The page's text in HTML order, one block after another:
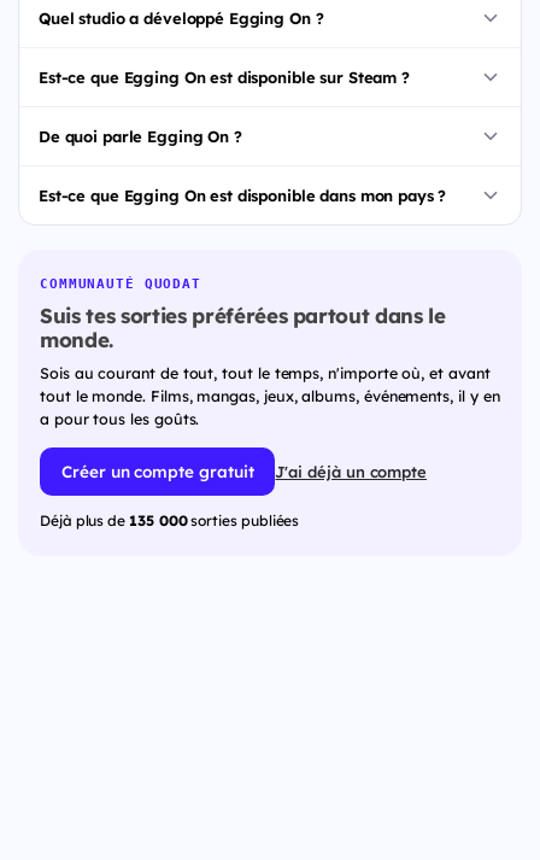
Quel studio a développé Egging On ?
Est-ce que Egging On est disponible sur Steam ?
De quoi parle Egging On ?
Est-ce que Egging On est disponible dans mon pays ?
COMMUNAUTÉ QUODAT
Suis tes sorties préférées partout dans le
monde.
Sois au courant de tout, tout le temps, n'importe où, et avant
tout le monde. Films, mangas, jeux, albums, événements, il y en
a pour tous les goûts.
Créer un compte gratuit J'ai déjà un compte
Déjà plus de 135 000sorties publiées